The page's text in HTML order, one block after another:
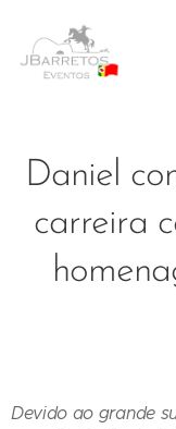
Daniel
carreira
Devido ao grande